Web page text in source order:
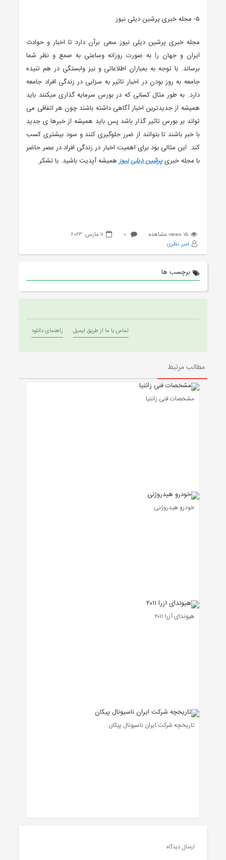
۵- مجله خبری پرشین دیلی نیوز
مجله خبری پرشین دیلی نیوز سعی برآن دارد تا اخبار و حوادث
ایران و جهان را به صورت روزانه وساعتی به صمع و نظر شما
برساند. با توجه به بمباران اطلاعاتی و نیز وابستگی در هم تنیده
جامعه به روز بودن در اخبار تاثیر به سزایی در زندگی افراد جامعه
دارد. به طور مثال کسانی که در بورس سرمایه گذاری میکنند باید
همیشه از جدیدترین اخبار آگاهی داشته باشند چون هر اتفاقی می
تواند بر بورس تاثیر گذار باشد پس باید همیشه از خبرها ی جدید
با خبر باشند تا بتوانند از ضرر جلوگیری کنند و سود بیشتری کسب
کند. این مثالی بود برای اهمیت اخبار در زندگی افراد در عصر حاضر
با مجله خبریپرشین دیلی نیوزهمیشه آپدیت باشید. با تشکر.
15 views مشاهده 0
11 مارس, 2023
امیر نظری
برچسب ها
راهنمای دانلود تماس با ما از طریق ایمیل
مطالب مرتبط
مشخصات فنی زانتیا
خودرو هیدروژنی
هیوندای آزرا ۲۰۱۱
تاریخچه شرکت ایران ناسیونال پیکان
ارسال دیدگاه